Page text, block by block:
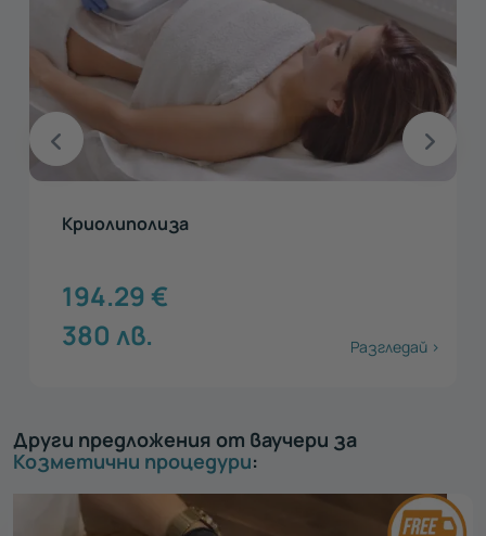
Криолиполиза
194.29 €
380 лв. Разгледай >
Други предложения от ваучери за
Козметични процедури: